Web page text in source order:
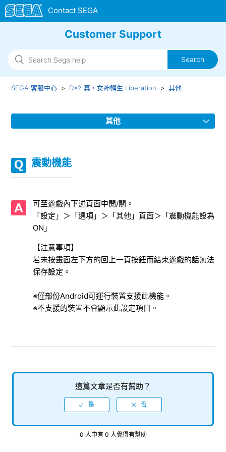
Customer Support
SEGA 客服中心 D×2 真・女神轉生 Liberation 其他
其他
未收到客服中心回覆
發送意見與建議
舉報違反規章・惡意擾亂行為
建議可運行遊戲的執行環境
支援AR的行動裝置
遊戲內的語言切換
震動機能
可至遊戲內下述頁面中開/關。
「設定」＞「選項」＞「其他」頁面＞「震動機能設為
ON」
【注意事項】
若未按畫面左下方的回上一頁按鈕而結束遊戲的話無法
保存設定。
※僅部份Android可運行裝置支援此機能。
※不支援的裝置不會顯示此設定項目。
這篇文章是否有幫助？
0 人中有 0 人覺得有幫助